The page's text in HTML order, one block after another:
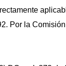
Por la Comisión